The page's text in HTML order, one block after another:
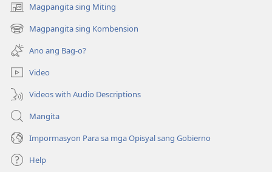
Magpangita sing Miting
(opens
new
window)
Magpangita sing Kombension
(opens
new
window)
Ano ang Bag-o?
Video
Videos with Audio Descriptions
Mangita
Impormasyon Para sa mga Opisyal sang Gobierno
Help